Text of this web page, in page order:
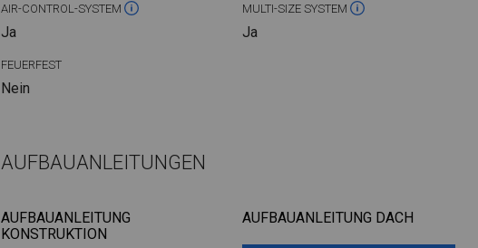
AIR-CONTROL-SYSTEM
Ja
MULTI-SIZE SYSTEM
Ja
FEUERFEST
Nein
AUFBAUANLEITUNGEN
AUFBAUANLEITUNG
KONSTRUKTION
AUFBAUANLEITUNG DACH